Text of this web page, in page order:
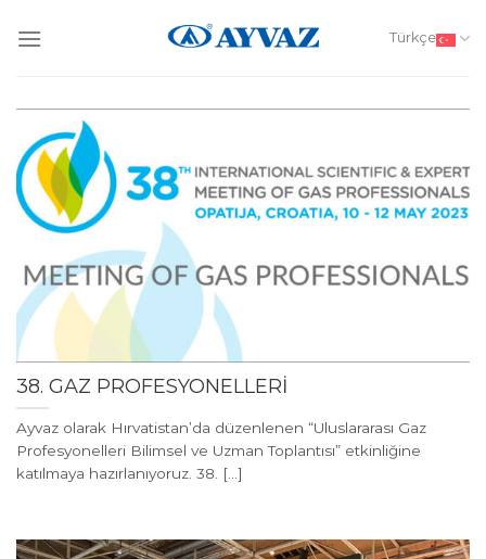
Türkçe
38. GAZ PROFESYONELLERİ
Ayvaz olarak Hırvatistan’da düzenlenen “Uluslararası Gaz
Profesyonelleri Bilimsel ve Uzman Toplantısı” etkinliğine
katılmaya hazırlanıyoruz. 38. [...]